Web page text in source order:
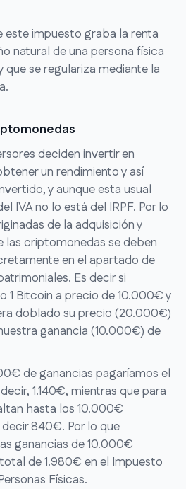
este impuesto graba la renta
natural de una persona física
que se regulariza mediante la
deciden invertir en
un rendimiento y así
y aunque esta usual
IVA no lo está del IRPF. Por lo
de la adquisición y
las criptomonedas se deben
en el apartado de
Es decir si
1 Bitcoin a precio de 10.000€ y
doblado su precio (20.000€)
ganancia (10.000€) de
de ganancias pagaríamos el
1.140€, mientras que para
hasta los 10.000€
decir 840€. Por lo que
ganancias de 10.000€
de 1.980€ en el Impuesto
Físicas.